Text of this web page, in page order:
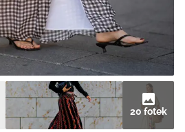
BurdaMedia
Extra
SVĚT ŽENY - 599 KČ
ROČNÍ PŘEDPLATNÉ SVĚT ŽENY +
SADA PRODUKTŮ MANA (10 ks)
20 fotek